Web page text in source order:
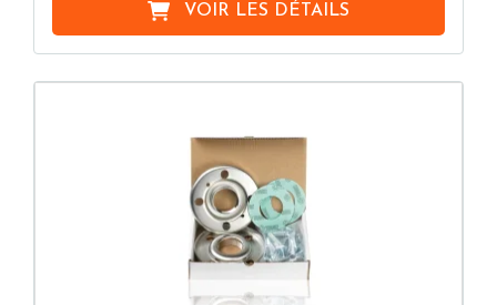
VOIR LES DÉTAILS